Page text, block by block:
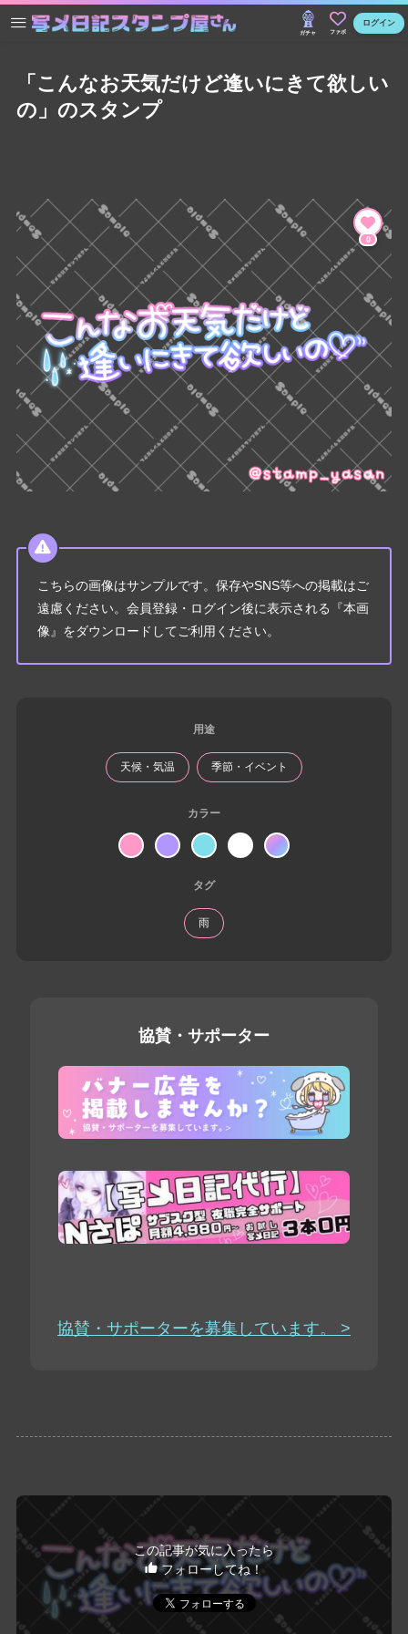
ガチャ ファボ
ログイン
「こんなお天気だけど逢いにきて欲しい
の」のスタンプ
0
こちらの画像はサンプルです。保存やSNS等への掲載はご
遠慮ください。会員登録・ログイン後に表示される『本画
像』をダウンロードしてご利用ください。
用途
天候・気温 季節・イベント
カラー
タグ
雨
協賛・サポーター
協賛・サポーターを募集しています。 >
この記事が気に入ったら
フォローしてね！